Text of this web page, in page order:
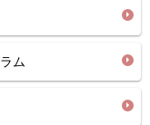
ム